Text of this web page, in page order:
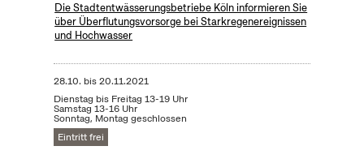
Die Stadtentwässerungsbetriebe Köln informieren Sie
über Überflutungsvorsorge bei Starkregenereignissen
und Hochwasser
28.10. bis20.11.2021
Dienstag bis Freitag 13-19 Uhr
Samstag 13-16 Uhr
Sonntag, Montag geschlossen
Eintritt frei